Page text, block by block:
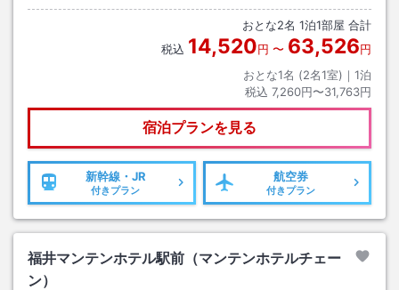
おとな2名 1泊1部屋 合計
税込 14,520円 〜 63,526円
おとな1名 (2名1室)｜ 1泊
税込 7,260円〜31,763円
宿泊プランを見る
新幹線・JR
付きプラン
航空券
付きプラン
福井マンテンホテル駅前（マンテンホテルチェー
ン）